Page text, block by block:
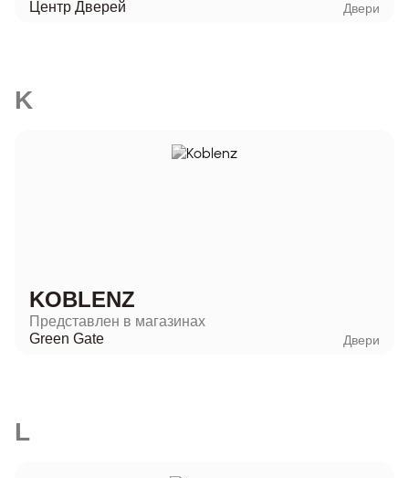
Центр Дверей Двери
K
KOBLENZ
Представлен в магазинах
Green Gate
Двери
L